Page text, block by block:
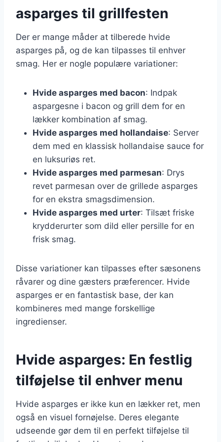
asparges til grillfesten
Der er mange måder at tilberede hvide
asparges på, og de kan tilpasses til enhver
smag. Her er nogle populære variationer:
Hvide asparges med bacon: Indpak
aspargesne i bacon og grill dem for en
lækker kombination af smag.
Hvide asparges med hollandaise: Server
dem med en klassisk hollandaise sauce for
en luksuriøs ret.
Hvide asparges med parmesan: Drys
revet parmesan over de grillede asparges
for en ekstra smagsdimension.
Hvide asparges med urter: Tilsæt friske
krydderurter som dild eller persille for en
frisk smag.
Disse variationer kan tilpasses efter sæsonens
råvarer og dine gæsters præferencer. Hvide
asparges er en fantastisk base, der kan
kombineres med mange forskellige
ingredienser.
Hvide asparges: En festlig
tilføjelse til enhver menu
Hvide asparges er ikke kun en lækker ret, men
også en visuel fornøjelse. Deres elegante
udseende gør dem til en perfekt tilføjelse til